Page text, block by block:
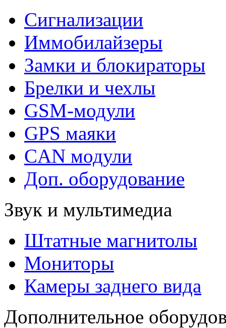
Сигнализации
Иммобилайзеры
Замки и блокираторы
Брелки и чехлы
GSM-модули
GPS маяки
CAN модули
Доп. оборудование
Звук и мультимедиа
Штатные магнитолы
Мониторы
Камеры заднего вида
Дополнительное